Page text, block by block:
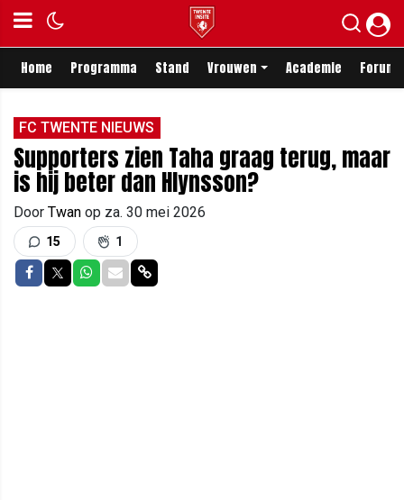
Home Programma Stand Vrouwen Academie Forum
FC TWENTE NIEUWS
Supporters zien Taha graag terug, maar
is hij beter dan Hlynsson?
Door Twan op za. 30 mei 2026
15 1
Delen op Facebook
Delen op Twitter
Delen op Whatsapp
Delen via Mail
Delen via link